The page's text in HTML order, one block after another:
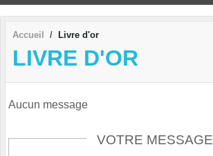
Accueil Livre d'or
LIVRE D'OR
Aucun message
VOTRE MESSAGE